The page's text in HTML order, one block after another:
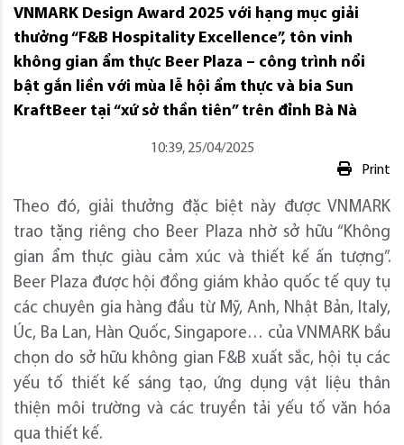
VNMARK Design Award 2025 với hạng mục giải
thưởng “F&B Hospitality Excellence”, tôn vinh
không gian ẩm thực Beer Plaza – công trình nổi
bật gắn liền với mùa lễ hội ẩm thực và bia Sun
KraftBeer tại “xứ sở thần tiên” trên đỉnh Bà Nà
10:39, 25/04/2025
Print
Theo đó, giải thưởng đặc biệt này được VNMARK
trao tặng riêng cho Beer Plaza nhờ sở hữu “Không
gian ẩm thực giàu cảm xúc và thiết kế ấn tượng”.
Beer Plaza được hội đồng giám khảo quốc tế quy tụ
các chuyên gia hàng đầu từ Mỹ, Anh, Nhật Bản, Italy,
Úc, Ba Lan, Hàn Quốc, Singapore… của VNMARK bầu
chọn do sở hữu không gian F&B xuất sắc, hội tụ các
yếu tố thiết kế sáng tạo, ứng dụng vật liệu thân
thiện môi trường và các truyền tải yếu tố văn hóa
qua thiết kế.